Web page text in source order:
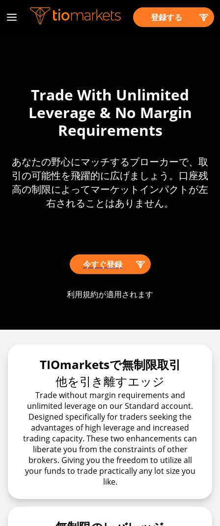
登録する
Trade With Unlimited
Leverage & No Margin
Requirements
あなたの野心にマッチするブローカーで、取
引の可能性を飛躍的に広げましょう。口座残
高の制限によってマーケットインパクトが左
右されることはありません。
今すぐ登録
利用規約が適用されます
TIOmarketsで無制限取引
他を引き離すエッジ
Trade without margin requirements and
unlimited leverage on our Standard account.
Designed specifically for traders seeking the
advantages of high leverage and increased
trading capacity. These two enhancements can
liberate you from the constraints of other
brokers. Giving you the freedom to utilize all
your funds to trade practically any lot size you
like.